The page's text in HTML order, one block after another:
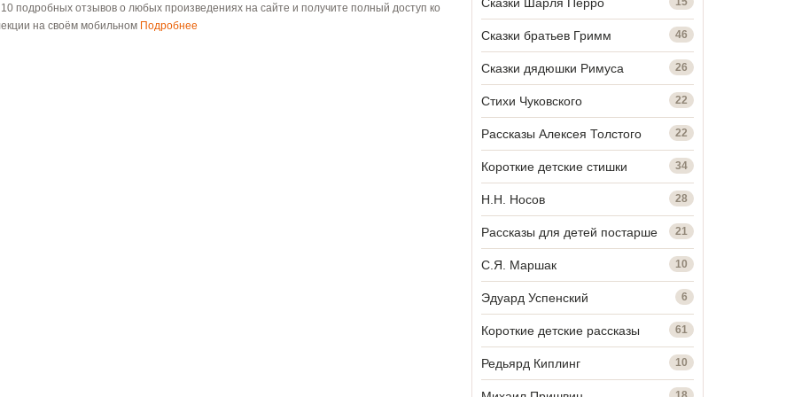
10 подробных отзывов о любых произведениях на сайте и получите полный доступ ко
на своём мобильном Подробнее
Сказки братьев Гримм 46
Сказки дядюшки Римуса 26
Стихи Чуковского 22
Рассказы Алексея Толстого 22
Короткие детские стишки 34
Н.Н. Носов 28
Рассказы для детей постарше 21
С.Я. Маршак 10
Эдуард Успенский 6
Короткие детские рассказы 61
Редьярд Киплинг 10